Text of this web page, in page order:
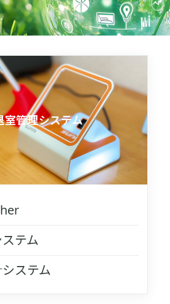
室管理システム
テム
ステム